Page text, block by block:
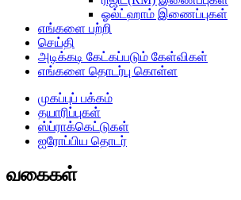
ஓல்ட்ஹாம் இணைப்புகள்
எங்களை பற்றி
செய்தி
அடிக்கடி கேட்கப்படும் கேள்விகள்
எங்களை தொடர்பு கொள்ள
முகப்புப் பக்கம்
தயாரிப்புகள்
ஸ்ப்ராக்கெட்டுகள்
ஐரோப்பிய தொடர்
வகைகள்